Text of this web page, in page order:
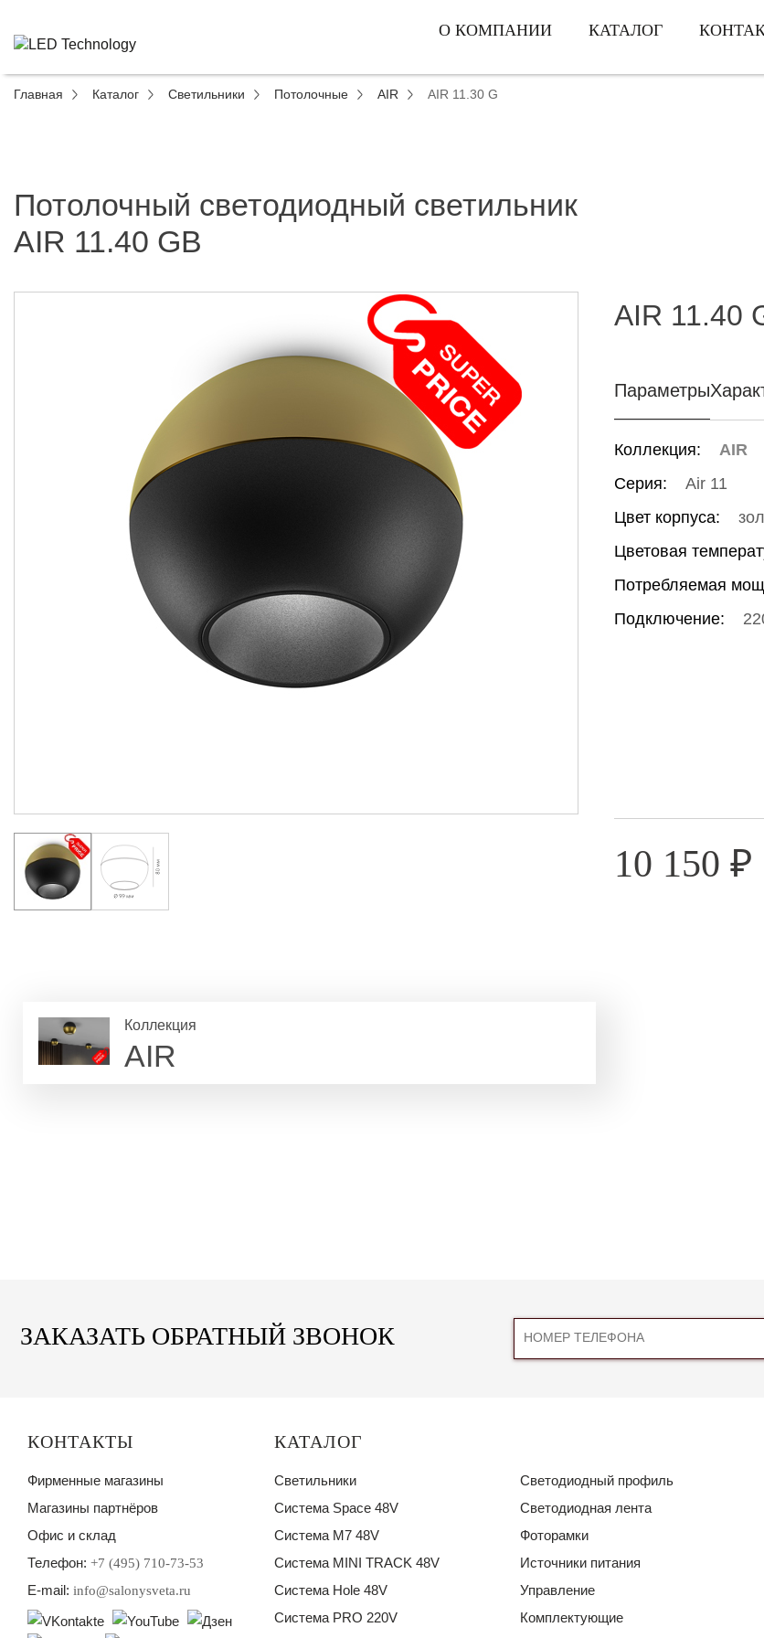
О КОМПАНИИ КАТАЛОГ
Главная Каталог Светильники Потолочные AIR AIR 11.30 G
Потолочный светодиодный светильник
AIR 11.40 GB
AIR 11.40
Параметры
Коллекция:
AIR
Серия:
Air 11
Цвет корпуса:
Цветовая
Потребляемая
Подключение:
10 150 ₽
Коллекция
AIR
ЗАКАЗАТЬ ОБРАТНЫЙ ЗВОНОК
КАТАЛОГ
Светильники
Система Space 48V
Система M7 48V
Система MINI TRACK 48V
Система Hole 48V
Система PRO 220V
Светодиодный профиль
Светодиодная лента
Фоторамки
Источники питания
Управление
Комплектующие
КОНТАКТЫ
Фирменные магазины
Магазины партнёров
Офис и склад
Телефон: +7 (495) 710-73-53
E-mail: info@salonysveta.ru